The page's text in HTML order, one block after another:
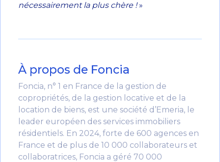
nécessairement la plus chère !»
À propos de Foncia
Foncia, n° 1 en France de la gestion de
copropriétés, de la gestion locative et de la
location de biens, est une société d’Emeria, le
leader européen des services immobiliers
résidentiels. En 2024, forte de 600 agences en
France et de plus de 10 000 collaborateurs et
collaboratrices, Foncia a géré 70 000